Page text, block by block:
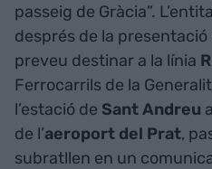
passeig de Gràcia”.
després de la
preveu destinar a la línia
Ferrocarrils de la
l’estació de Sant Andreu
de l’aeroport del Prat,
subratllen en un